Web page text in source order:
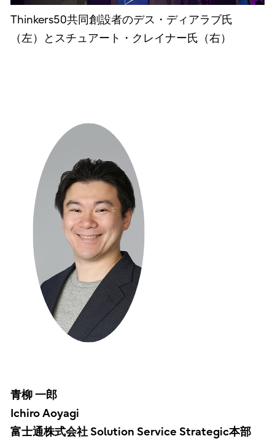
Thinkers50共同創設者のデス・ディアラブ氏
（左）とスチュアート・クレイナー氏（右）
青柳 一郎
Ichiro Aoyagi
富士通株式会社 Solution Service Strategic本部